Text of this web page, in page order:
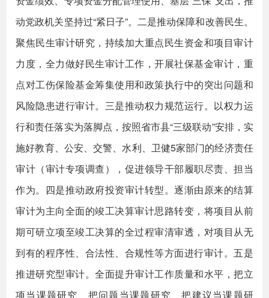
动党政机关坚持过“紧日子”。二是推动保障和改善民生。
聚焦民生审计研究，持续加大重点民生资金和项目审计
力度，全力做好民生审计工作，开展社保基金审计，重
点对工伤保险基金筹集使用和政策执行中的突出问题和
风险隐患进行审计。三是推动权力规范运行。以权力运
行和责任落实为落脚点，按照省市县“三级联动”安排，实
施好教育、公安、交警、水利、卫健5家部门的经济责任
审计（审计专项调查），促进领导干部履职尽责、担当
作为。四是推动政府投资审计转型。逐渐由原来的结算
审计为主向全面的竣工决算审计思路转变，将项目从前
期可研立项至竣工决算的全过程审清审透，对项目从无
到有的程序性、合法性、合规性等方面进行审计。五是
推进研究型审计。全面提升审计工作质量和水平，把立
项当课题研究、把问题当课题研究、把建议当课题研